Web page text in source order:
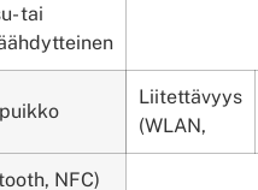
tai
Liitettävyys
(WLAN,
NFC)